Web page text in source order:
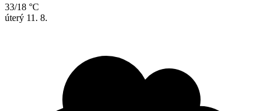
33/18 °C
úterý 11. 8.